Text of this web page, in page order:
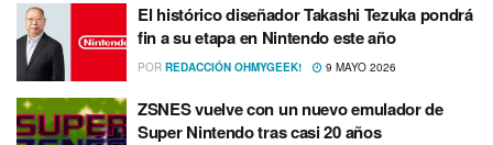
El histórico diseñador Takashi Tezuka pondrá
fin a su etapa en Nintendo este año
POR REDACCIÓN OHMYGEEK! 9 MAYO 2026
ZSNES vuelve con un nuevo emulador de
Super Nintendo tras casi 20 años